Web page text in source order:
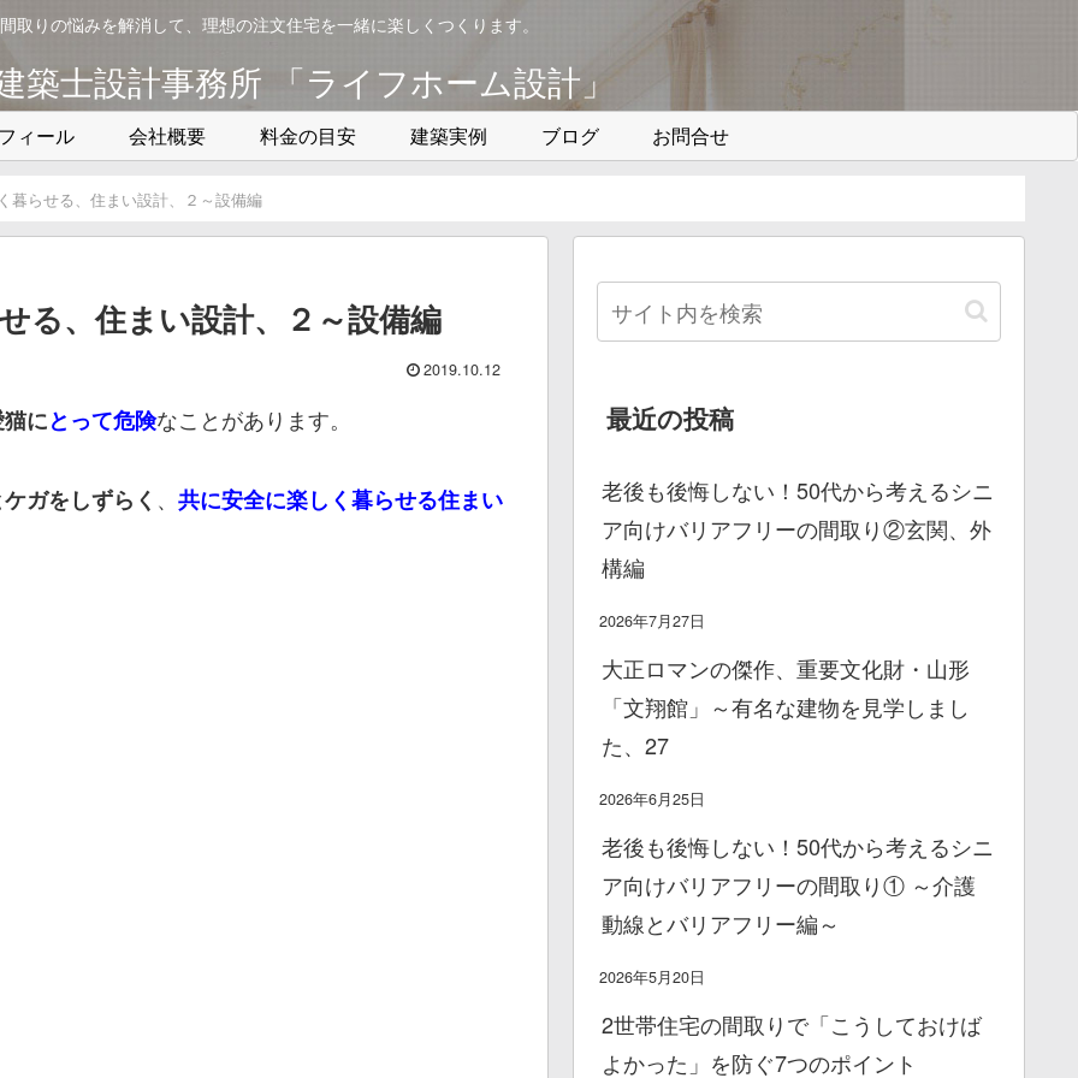
間取りの悩みを解消して、理想の注文住宅を一緒に楽しくつくります。
築士設計事務所 「ライフホーム設計」
ィール 会社概要 料金の目安 建築実例 ブログ お問合せ
暮らせる、住まい設計、２～設備編
る、住まい設計、２～設備編
2019.10.12
にとって危険なことがあります。
ガをしずらく 、 共に安全に楽しく暮らせる住まい
最近の投稿
老後も後悔しない！50代から考えるシニ
ア向けバリアフリーの間取り②玄関、外
構編
2026年7月27日
大正ロマンの傑作、重要文化財・山形
「文翔館」～有名な建物を見学しまし
た、27
2026年6月25日
老後も後悔しない！50代から考えるシニ
ア向けバリアフリーの間取り① ～介護
動線とバリアフリー編～
2026年5月20日
2世帯住宅の間取りで「こうしておけば
よかった」を防ぐ7つのポイント